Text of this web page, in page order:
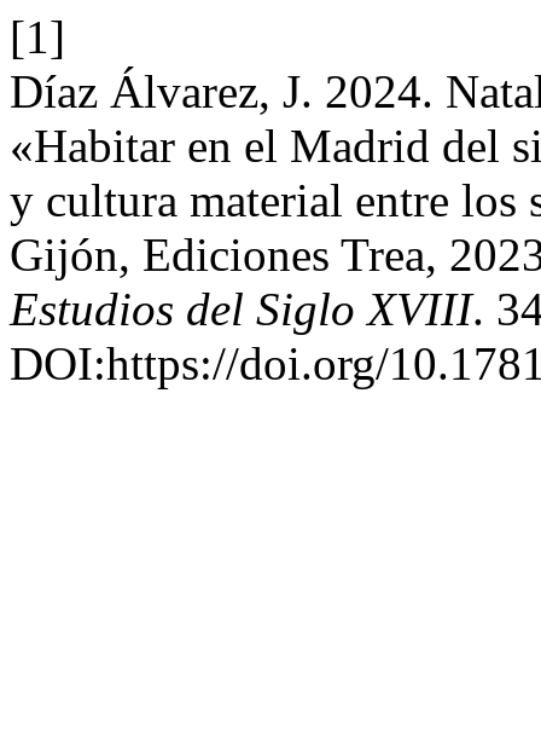
[1]
Díaz Álvarez, J. 2024.
«Habitar en el Madrid del
y cultura material entre los
Gijón, Ediciones Trea,
Estudios del Siglo XVIII.
DOI:https://doi.org/